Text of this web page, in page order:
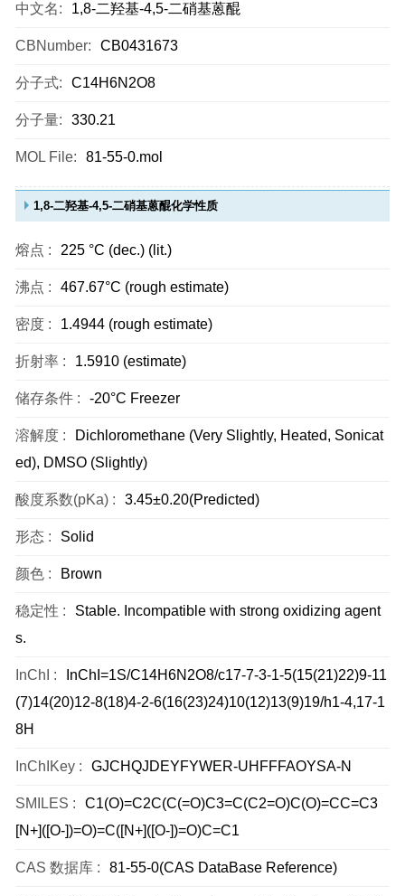
中文名: 1,8-二羟基-4,5-二硝基蒽醌
CBNumber: CB0431673
分子式: C14H6N2O8
分子量: 330.21
MOL File: 81-55-0.mol
1,8-二羟基-4,5-二硝基蒽醌化学性质
熔点 : 225 °C (dec.) (lit.)
沸点 : 467.67°C (rough estimate)
密度 : 1.4944 (rough estimate)
折射率 : 1.5910 (estimate)
储存条件 : -20°C Freezer
溶解度 :
Dichloromethane (Very Slightly, Heated, Sonicat
ed), DMSO (Slightly)
酸度系数(pKa) : 3.45±0.20(Predicted)
形态 : Solid
颜色 : Brown
稳定性 :
Stable. Incompatible with strong oxidizing agent
s.
InChI :
InChI=1S/C14H6N2O8/c17-7-3-1-5(15(21)22)9-11
(7)14(20)12-8(18)4-2-6(16(23)24)10(12)13(9)19/h1-4,17-1
8H
InChIKey : GJCHQJDEYFYWER-UHFFFAOYSA-N
SMILES :
C1(O)=C2C(C(=O)C3=C(C2=O)C(O)=CC=C3
[N+]([O-])=O)=C([N+]([O-])=O)C=C1
CAS 数据库 : 81-55-0(CAS DataBase Reference)